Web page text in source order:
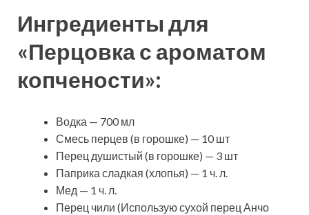
Ингредиенты для
«Перцовка с ароматом
копчености»:
Водка — 700 мл
Смесь перцев (в горошке) — 10 шт
Перец душистый (в горошке) — 3 шт
Паприка сладкая (хлопья) — 1 ч. л.
Мед — 1 ч. л.
Перец чили (Использую сухой перец Анчо